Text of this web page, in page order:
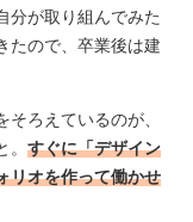
分が取り組んでみた
たので、卒業後は建
ろえているのが、
。 すぐに「デザイン
リオを作って働かせ